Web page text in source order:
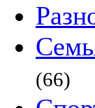
(66)